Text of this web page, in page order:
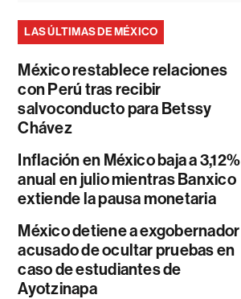
LAS ÚLTIMAS DE MÉXICO
México restablece relaciones
con Perú tras recibir
salvoconducto para Betssy
Chávez
Inflación en México baja a 3,12%
anual en julio mientras Banxico
extiende la pausa monetaria
México detiene a exgobernador
acusado de ocultar pruebas en
caso de estudiantes de
Ayotzinapa